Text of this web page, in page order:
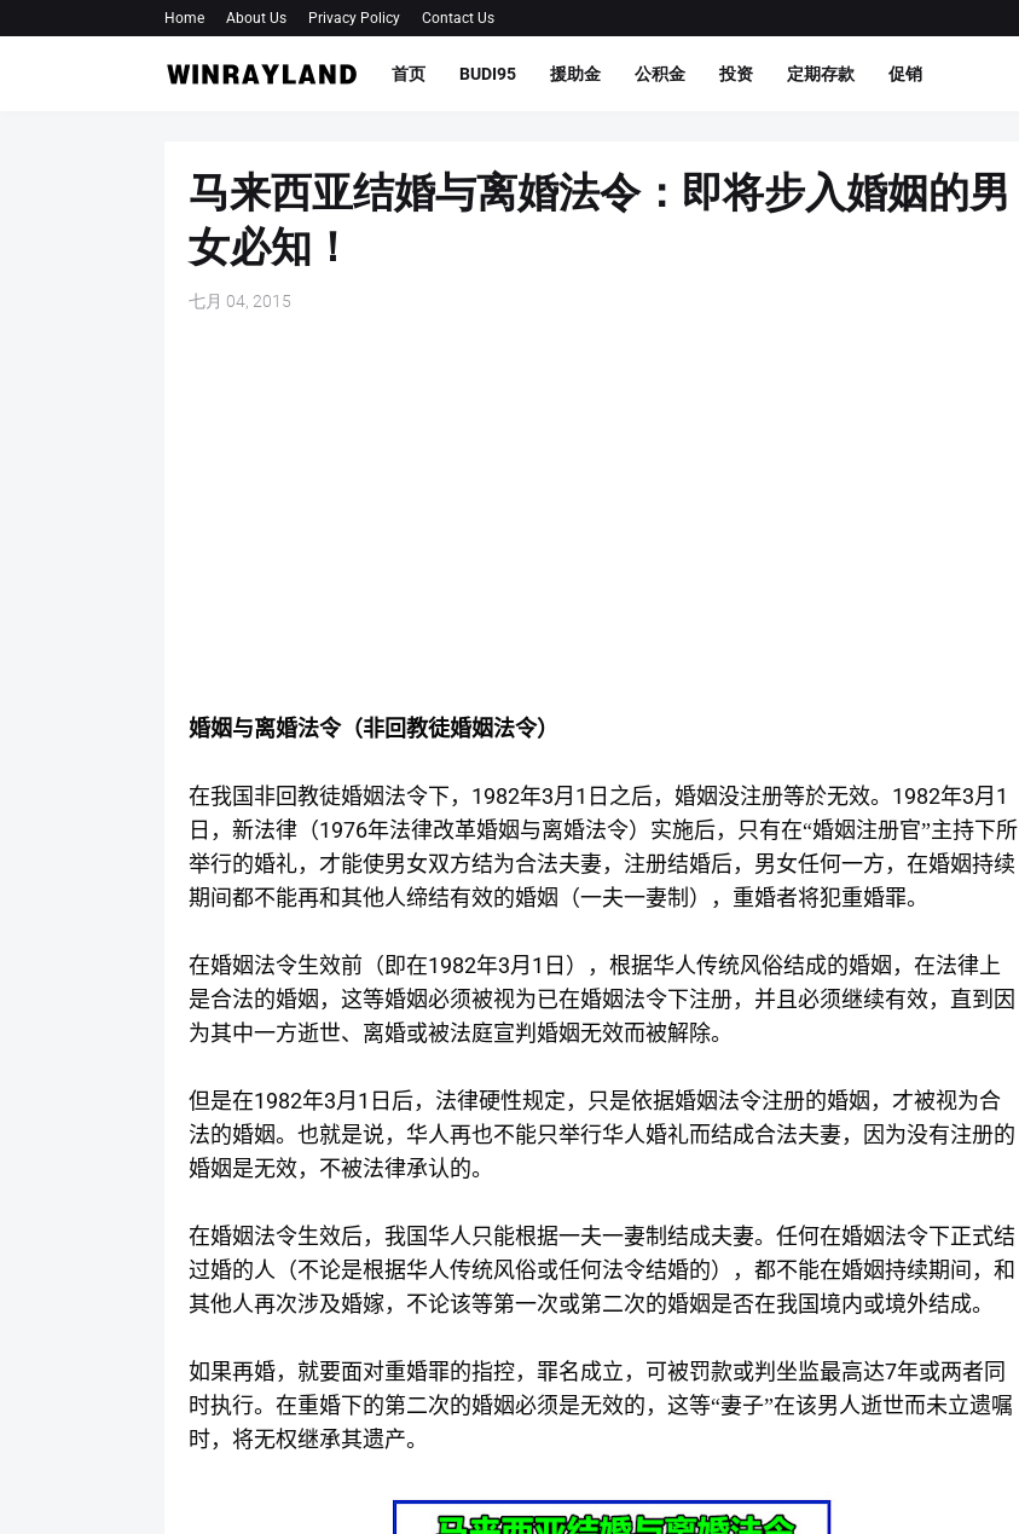
Home About Us Privacy Policy Contact Us
首页 BUDI95 援助金 公积金 投资 定期存款 促销
马来西亚结婚与离婚法令：即将步入婚姻的男
女必知！
七月 04, 2015
婚姻与离婚法令（非回教徒婚姻法令）
在我国非回教徒婚姻法令下， 1982年3月 1 日之后，婚姻没注册等於无效。 1982年3月 1
日，新法律（1976年法律改革婚姻与离婚法令）实施后，只有在“婚姻注册官”主持下所
举行的婚礼，才能使男女双方结为合法夫妻，注册结婚后，男女任何一方，在婚姻持续
期间都不能再和其他人缔结有效的婚姻（一夫一妻制），重婚者将犯重婚罪。
在婚姻法令生效前（即在1982年3月 1 日），根据华人传统风俗结成的婚姻，在法律上
是合法的婚姻，这等婚姻必须被视为已在婚姻法令下注册，并且必须继续有效，直到因
为其中一方逝世、离婚或被法庭宣判婚姻无效而被解除。
但是在1982年3月 1 日后，法律硬性规定，只是依据婚姻法令注册的婚姻，才被视为合
法的婚姻。也就是说，华人再也不能只举行华人婚礼而结成合法夫妻，因为没有注册的
婚姻是无效，不被法律承认的。
在婚姻法令生效后，我国华人只能根据一夫一妻制结成夫妻。任何在婚姻法令下正式结
过婚的人（不论是根据华人传统风俗或任何法令结婚的），都不能在婚姻持续期间，和
其他人再次涉及婚嫁，不论该等第一次或第二次的婚姻是否在我国境内或境外结成。
如果再婚，就要面对重婚罪的指控，罪名成立，可被罚款或判坐监最高达7年或两者同
时执行。在重婚下的第二次的婚姻必须是无效的，这等“妻子”在该男人逝世而未立遗嘱
时，将无权继承其遗产。